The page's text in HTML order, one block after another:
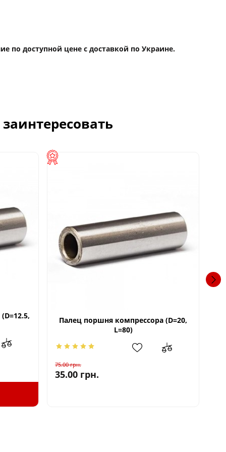
по доступной цене с доставкой по Украине.
Палец поршня компрессора (D=20,
L=80)
75.00грн.
35.00 грн.